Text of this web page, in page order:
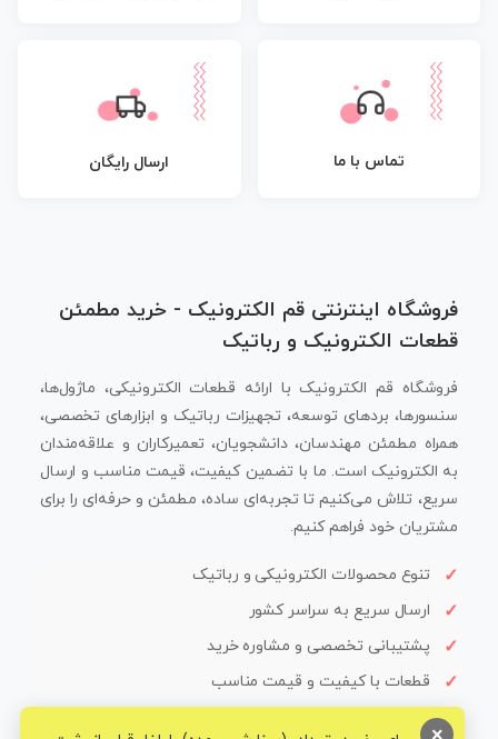
تماس با ما ارسال رایگان
فروشگاه اینترنتی قم الکترونیک - خرید مطمئن
قطعات الکترونیک و رباتیک
فروشگاه قم الکترونیک با ارائه قطعات الکترونیکی، ماژول‌ها،
سنسورها، بردهای توسعه، تجهیزات رباتیک و ابزارهای تخصصی،
همراه مطمئن مهندسان، دانشجویان، تعمیرکاران و علاقه‌مندان
به الکترونیک است. ما با تضمین کیفیت، قیمت مناسب و ارسال
سریع، تلاش می‌کنیم تا تجربه‌ای ساده، مطمئن و حرفه‌ای را برای
مشتریان خود فراهم کنیم.
تنوع محصولات الکترونیکی و رباتیک
ارسال سریع به سراسر کشور
پشتیبانی تخصصی و مشاوره خرید
قطعات با کیفیت و قیمت مناسب